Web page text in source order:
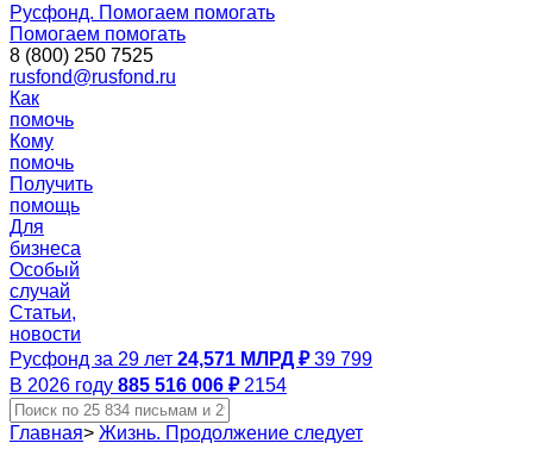
Русфонд. Помогаем помогать
Помогаем помогать
8 (800) 250 7525
rusfond@rusfond.ru
Как
помочь
Кому
помочь
Получить
помощь
Для
бизнеса
Особый
случай
Статьи,
новости
Русфонд за 29 лет 24,571 МЛРД ₽ 39 799
В 2026 году 885 516 006 ₽ 2154
Главная> Жизнь. Продолжение следует